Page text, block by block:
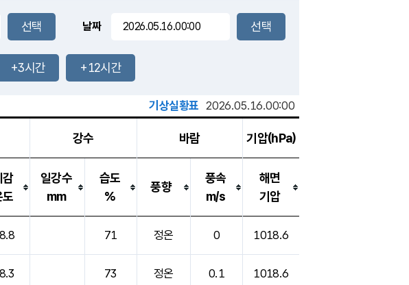
-mm
-mm
장호원
27.8℃
0.0m/s
-mm
날짜
+3시간 +12시간
기상실황표 2026.05.16.00:00
강수 바람 기압(hPa)
감
도
일강수
mm
습도
%
풍향
풍속
m/s
해면
기압
71 정온 0 1018.6
73 정온 0.1 1018.6